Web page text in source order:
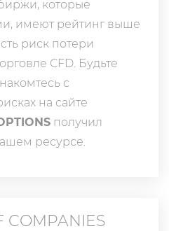
которые
имеют рейтинг выше
риск потери
CFD. Будьте
с
на сайте
получил
ресурсе.
COMPANIES